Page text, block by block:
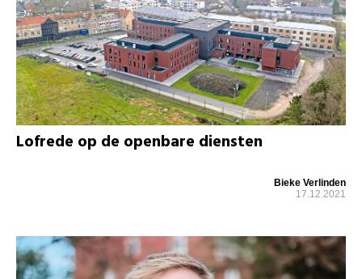
Lofrede op de openbare diensten
Bieke Verlinden
17.12.2021